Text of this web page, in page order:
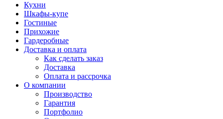
Кухни
Шкафы-купе
Гостиные
Прихожие
Гардеробные
Доставка и оплата
Как сделать заказ
Доставка
Оплата и рассрочка
О компании
Производство
Гарантия
Портфолио